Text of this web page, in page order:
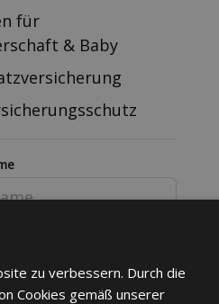
für
& Baby
zu verbessern. Durch die
Cookies gemäß unserer